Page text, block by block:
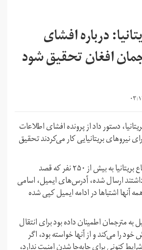
درباره افشای
افغان تحقیق شود
دستور داد از پرونده افشای اطلاعات
نیروهای بریتانیایی کار می‌کردند تحقیق
در ایمیلی که وزارت دفاع بریتانیا به بیش از ۲۵۰ نفر که قصد
داشتند ارسال شده، آدرس‌های ایمیل، اسامی
اشتباها در ادامه ایمیل کپی شده
به مترجمان اطمینان داده بود برای انتقال
خود را می‌کند و از آنها خواسته بود، اگر